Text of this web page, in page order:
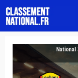
National